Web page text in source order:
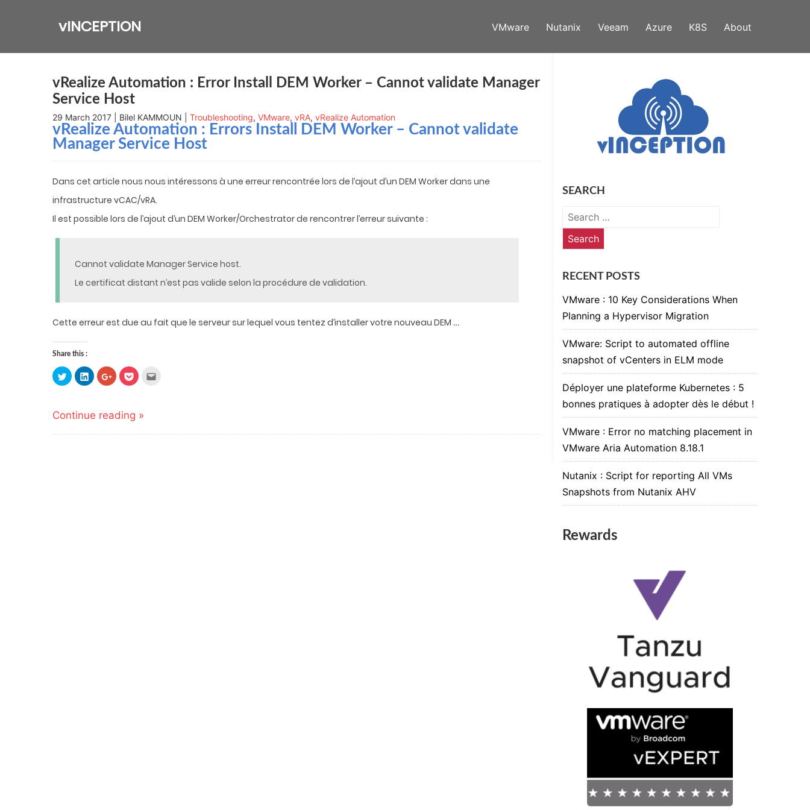
vINCEPTION VMware Nutanix Veeam Azure K8S About
vRealize Automation : Error Install DEM Worker – Cannot validate Manager
Service Host
29 March 2017 | Bilel KAMMOUN | Troubleshooting, VMware, vRA, vRealize Automation
vRealize Automation : Errors Install DEM Worker – Cannot validate
Manager Service Host
Dans cet article nous nous intéressons à une erreur rencontrée lors de l’ajout d’un DEM Worker dans une
infrastructure vCAC/vRA.
Il est possible lors de l’ajout d’un DEM Worker/Orchestrator de rencontrer l’erreur suivante :
Cannot validate Manager Service host.
Le certificat distant n’est pas valide selon la procédure de validation.
Cette erreur est due au fait que le serveur sur lequel vous tentez d’installer votre nouveau DEM …
Share this :
Click
to
share
(Opens
in
window)
Click
to
share
in
window)
Click
to
share
(Opens
in
window)
Click
to
in
window)
in
Continue reading »
SEARCH
Search
for:
RECENT POSTS
VMware : 10 Key Considerations When
Planning a Hypervisor Migration
VMware: Script to automated offline
snapshot of vCenters in ELM mode
Déployer une plateforme Kubernetes : 5
bonnes pratiques à adopter dès le début !
VMware : Error no matching placement in
VMware Aria Automation 8.18.1
Nutanix : Script for reporting All VMs
Snapshots from Nutanix AHV
Rewards